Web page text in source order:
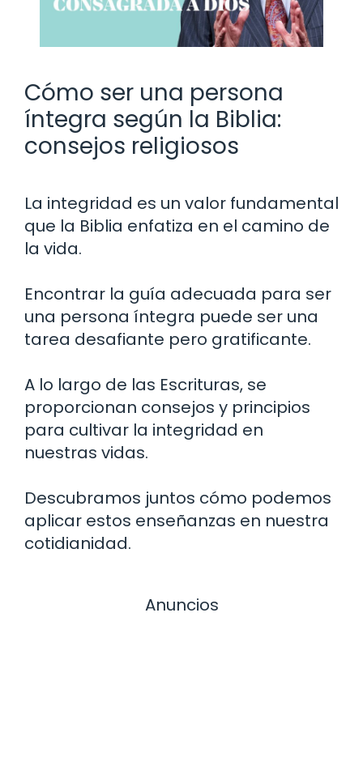
Cómo ser una persona
íntegra según la Biblia:
consejos religiosos
La integridad es un valor fundamental
que la Biblia enfatiza en el camino de
la vida.
Encontrar la guía adecuada para ser
una persona íntegra puede ser una
tarea desafiante pero gratificante.
A lo largo de las Escrituras, se
proporcionan consejos y principios
para cultivar la integridad en
nuestras vidas.
Descubramos juntos cómo podemos
aplicar estos enseñanzas en nuestra
cotidianidad.
Anuncios